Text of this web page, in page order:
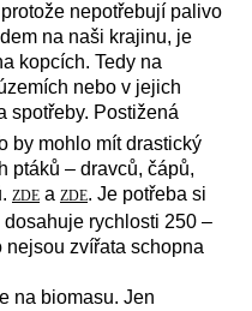
nepotřebují palivo
na naši krajinu, je
kopcích. Tedy na
nebo v jejich
spotřeby. Postižená
by mohlo mít drastický
ptáků – dravců, čápů,
ZDE a ZDE. Je potřeba si
rychlosti 250 –
zvířata schopna
na biomasu. Jen